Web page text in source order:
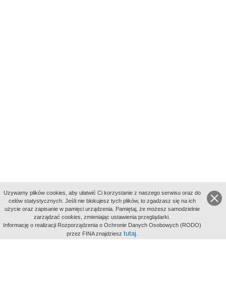
aktywności
Uzywamy plików cookies, aby ułatwić Ci korzystanie z naszego serwisu oraz do
celów statystycznych. Jeśli nie blokujesz tych plików, to zgadzasz się na ich
użycie oraz zapisanie w pamięci urządzenia. Pamiętaj, że możesz samodzielnie
zarządzać cookies, zmieniając ustawienia przeglądarki.
Informację o realizacji Rozporządzenia o Ochronie Danych Osobowych (RODO)
przez FINA znajdziesz tutaj